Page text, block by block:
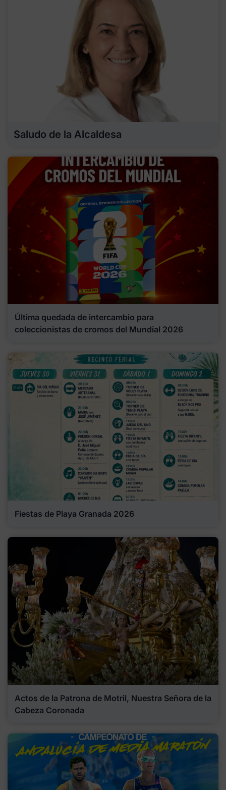
Saludo de la Alcaldesa
Última quedada de intercambio para
coleccionistas de cromos del Mundial 2026
Fiestas de Playa Granada 2026
Actos de la Patrona de Motril, Nuestra Señora de la
Cabeza Coronada